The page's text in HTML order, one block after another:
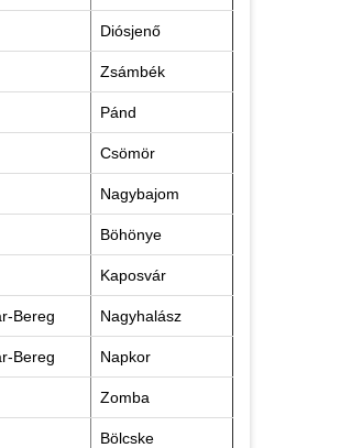
Diósjenő
Zsámbék
Pánd
Csömör
Nagybajom
Böhönye
Kaposvár
Bereg Nagyhalász
Bereg Napkor
Zomba
Bölcske